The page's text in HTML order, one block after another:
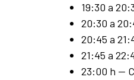
19:30 a
20:30 a
20:45 a
21:45 a
23:00 h —